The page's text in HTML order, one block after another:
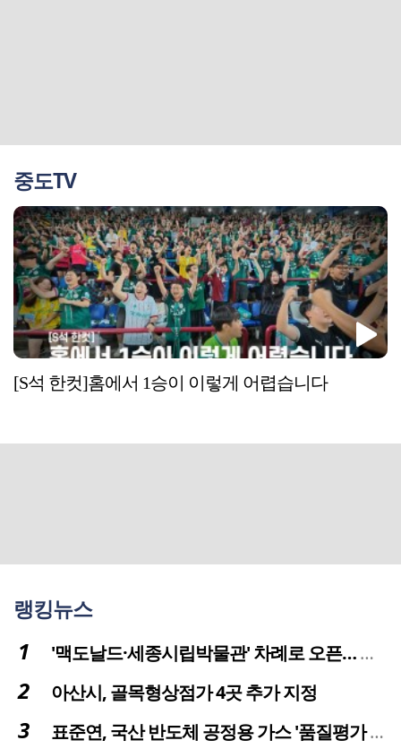
중도TV
[S석 한컷]홈에서 1승이 이렇게 어렵습니다
랭킹뉴스
'맥도날드·세종시립박물관' 차례로 오픈… 고운동 정주여건 좋아진다
아산시, 골목형상점가 4곳 추가 지정
표준연, 국산 반도체 공정용 가스 '품질평가 체계' 구축